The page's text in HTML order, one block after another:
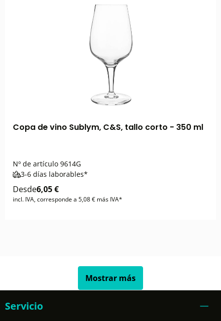
Copa de vino Sublym, C&S, tallo corto - 350 ml
Nº de artículo 9614G
3-6 días laborables*
Desde6,05 €
incl. IVA, corresponde a 5,08 € más IVA*
Mostrar más
Servicio